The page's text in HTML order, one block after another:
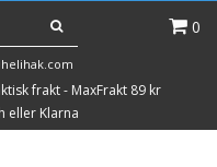
0
frakt - MaxFrakt 89 kr
eller Klarna